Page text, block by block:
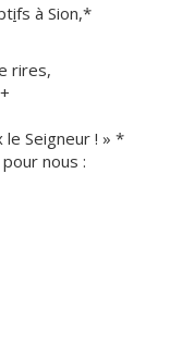
ifs à Sion,*
rires,
le Seigneur ! » *
nous :